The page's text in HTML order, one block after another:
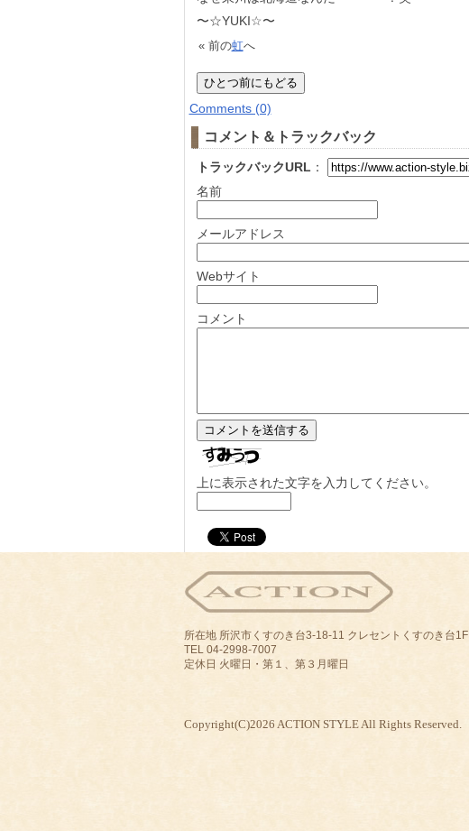
〜☆YUKI☆〜
« 前の虹へ
Comments (0)
コメント＆トラックバック
トラックバックURL ：
名前
メールアドレス
Webサイト
コメント
上に表示された文字を入力してください。
所在地 所沢市くすのき台3-18-11 クレセントくすのき台1F
TEL 04-2998-7007
定休日 火曜日・第１、第３月曜日
Copyright(C)2026 ACTION STYLE All Rights Reserved.